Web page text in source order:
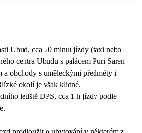
Ubud, cca 20 minut jízdy (taxi nebo
centra Ubudu s palácem Puri Saren
a obchody s uměleckými předměty i
okolí je však klidné.
letiště DPS, cca 1 h jízdy podle
prodloužit o ubytování v některém z